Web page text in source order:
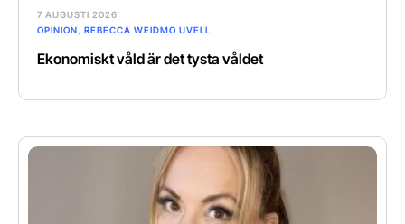
7 AUGUSTI 2026
OPINION
REBECCA WEIDMO UVELL
Ekonomiskt våld är det tysta våldet